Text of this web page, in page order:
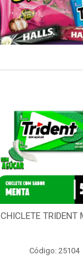
CHICLETE TRIDENT
Código: 25104